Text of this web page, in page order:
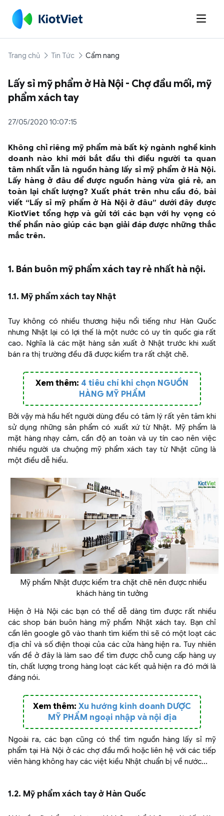

Trang chủ Tin Tức Cẩm nang
Lấy sỉ mỹ phẩm ở Hà Nội - Chợ đầu mối, mỹ
phẩm xách tay
27/05/2020 10:07:15
Không chỉ riêng mỹ phẩm mà bất kỳ ngành nghề kinh
doanh nào khi mới bắt đầu thì điều người ta quan
tâm nhất vẫn là nguồn hàng lấy sỉ mỹ phẩm ở Hà Nội.
Lấy hàng ở đâu để được nguồn hàng vừa giá rẻ, an
toàn lại chất lượng? Xuất phát trên nhu cầu đó, bài
viết “Lấy sỉ mỹ phẩm ở Hà Nội ở đâu” dưới đây được
KiotViet tổng hợp và gửi tới các bạn với hy vọng có
thể phần nào giúp các bạn giải đáp được những thắc
mắc trên.
1. Bán buôn mỹ phẩm xách tay rẻ nhất hà nội.
1.1. Mỹ phẩm xách tay Nhật
Tuy không có nhiều thương hiệu nổi tiếng như Hàn Quốc
nhưng Nhật lại có lợi thế là một nước có uy tín quốc gia rất
cao. Nghĩa là các mặt hàng sản xuất ở Nhật trước khi xuất
bán ra thị trường đều đã được kiểm tra rất chặt chẽ.
Xem thêm: 4 tiêu chí khi chọn NGUỒN
HÀNG MỸ PHẨM
Bởi vậy mà hầu hết người dùng đều có tâm lý rất yên tâm khi
sử dụng những sản phẩm có xuất xứ từ Nhật. Mỹ phẩm là
mặt hàng nhạy cảm, cần độ an toàn và uy tín cao nên việc
nhiều người ưa chuộng mỹ phẩm xách tay từ Nhật cũng là
một điều dễ hiểu.
Mỹ phẩm Nhật được kiểm tra chặt chẽ nên được nhiều
khách hàng tin tưởng
Hiện ở Hà Nội các bạn có thể dễ dàng tìm được rất nhiều
các shop bán buôn hàng mỹ phẩm Nhật xách tay. Bạn chỉ
cần lên google gõ vào thanh tìm kiếm thì sẽ có một loạt các
địa chỉ và số điện thoại của các cửa hàng hiện ra. Tuy nhiên
vấn đề ở đây là làm sao để tìm được chỗ cung cấp hàng uy
tín, chất lượng trong hàng loạt các kết quả hiện ra đó mới là
đáng nói.
Xem thêm: Xu hướng kinh doanh DƯỢC
MỸ PHẨM ngoại nhập và nội địa
Ngoài ra, các bạn cũng có thể tìm nguồn hàng lấy sỉ mỹ
phẩm tại Hà Nội ở các chợ đầu mối hoặc liên hệ với các tiếp
viên hàng không hay các việt kiều Nhật chuẩn bị về nước...
1.2. Mỹ phẩm xách tay ở Hàn Quốc